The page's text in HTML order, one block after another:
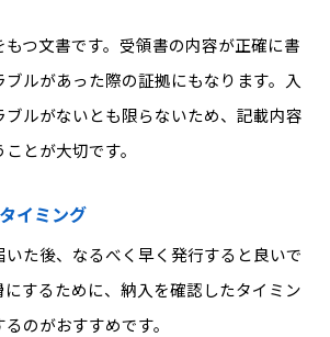
つ文書です。受領書の内容が正確に書
ルがあった際の証拠にもなります。入
ルがないとも限らないため、記載内容
とが大切です。
イミング
た後、なるべく早く発行すると良いで
にするために、納入を確認したタイミン
のがおすすめです。